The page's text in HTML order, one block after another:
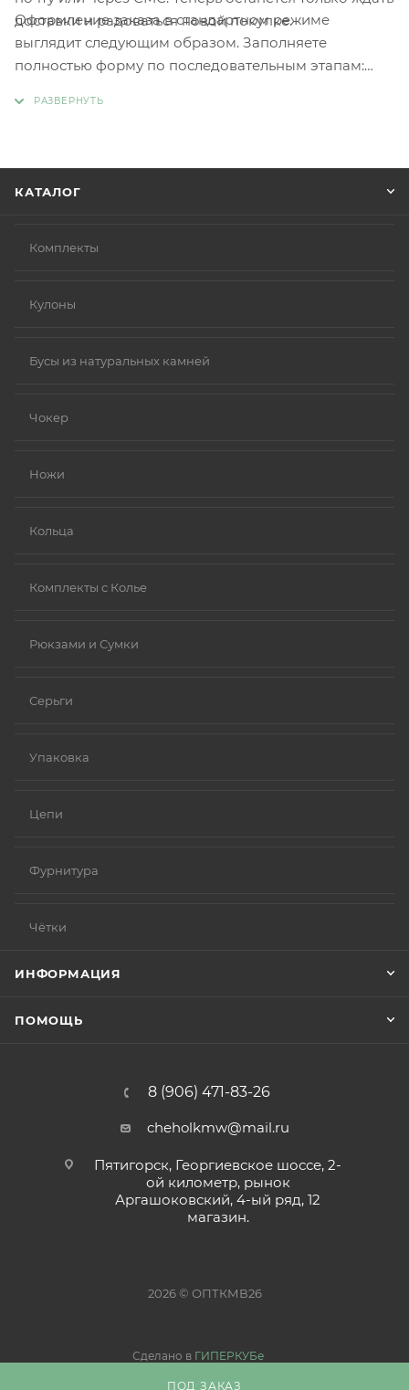
ПОД ЗАКАЗ
доставки и радоваться новой покупке.
Оформление заказа в стандартном режиме
выглядит следующим образом. Заполняете
полностью форму по последовательным этапам:
КАТАЛОГ
Комплекты
Кулоны
Бусы из натуральных камней
Чокер
Ножи
Кольца
Комплекты с Колье
Рюкзами и Сумки
Серьги
Упаковка
Цепи
Фурнитура
Чётки
ИНФОРМАЦИЯ
ПОМОЩЬ
8 (906) 471-83-26
cheholkmw@mail.ru
Пятигорск, Георгиевское шоссе, 2-
ой километр, рынок
Аргашоковский, 4-ый ряд, 12
магазин.
2026 © ОПТКМВ26
Сделано в ГИПЕРКУБе